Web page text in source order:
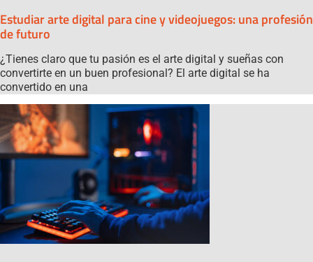
Estudiar arte digital para cine y videojuegos: una profesión
de futuro
¿Tienes claro que tu pasión es el arte digital y sueñas con
convertirte en un buen profesional? El arte digital se ha
convertido en una